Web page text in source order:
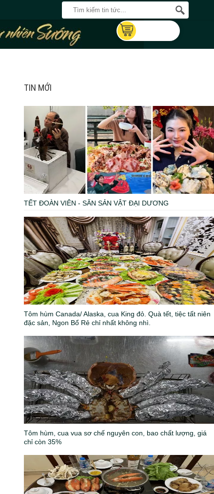
TIN MỚI
TẾT ĐOÀN VIÊN - SĂN SẢN VẬT ĐẠI DƯƠNG
Tôm hùm Canada/ Alaska, cua King đỏ. Quà tết, tiệc tất niên
đặc sản, Ngon Bổ Rẻ chỉ nhất không nhì.
Tôm hùm, cua vua sơ chế nguyên con, bao chất lượng, giá
chỉ còn 35%